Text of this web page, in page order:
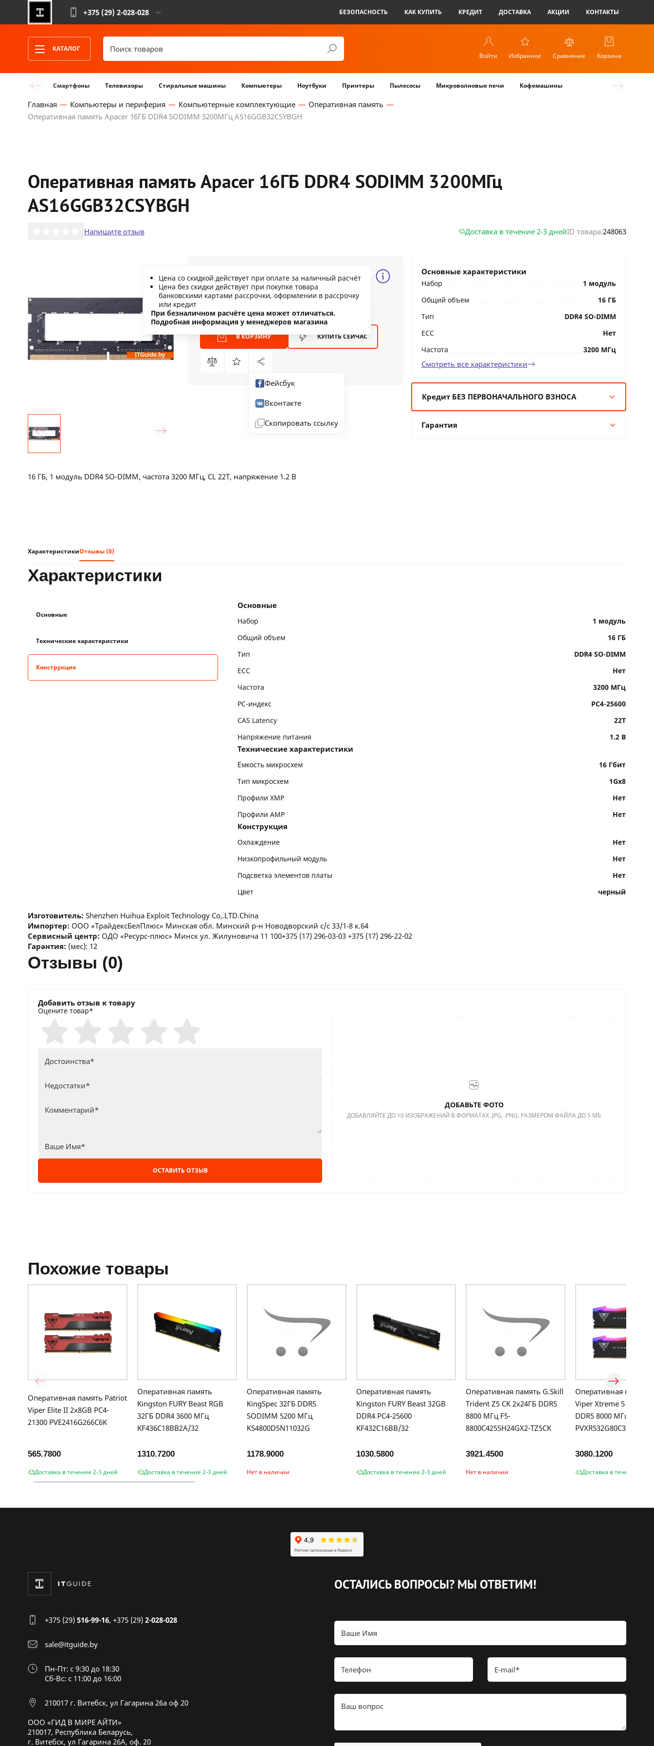
+375 (29) 2-028-028 БЕЗОПАСНОСТЬ КАК КУПИТЬ КРЕДИТ ДОСТАВКА АКЦИИ КОНТАКТЫ
КАТАЛОГ
Войти
Избранное Сравнение Корзина
Смартфоны Телевизоры Стиральные машины Компьютеры Ноутбуки Принтеры Пылесосы Микроволновые печи Кофемашины
Главная Компьютеры и периферия Компьютерные комплектующие
Оперативная память
Оперативная память Apacer 16ГБ DDR4 SODIMM 3200МГц AS16GGB32CSYBGH
Оперативная память Apacer 16ГБ DDR4 SODIMM 3200МГц
AS16GGB32CSYBGH
Напишите отзыв Доставка в течение 2-3 днейID товара:248063
470.73 BYN494.27
Цена со скидкой действует при оплате за наличный расчёт
Цена без скидки действует при покупке товара
банковскими картами рассрочки, оформлении в рассрочку
или кредит
При безналичном расчёте цена может отличаться.
Подробная информация у менеджеров магазина
Сообщить о снижении цены
В КОРЗИНУ КУПИТЬСЕЙЧАС
Фейсбук
Вконтакте
Скопировать ссылку
Основные характеристики
Набор
1 модуль
Общий объем
16 ГБ
Тип
DDR4 SO-DIMM
ECC
Нет
Частота
3200 МГц
Смотреть все характеристики
Кредит БЕЗ ПЕРВОНАЧАЛЬНОГО ВЗНОСА
12 мес:43 BYN/мес
Гарантия
16 ГБ, 1 модуль DDR4 SO-DIMM, частота 3200 МГц, CL 22T, напряжение 1.2 В
ХарактеристикиОтзывы (0)
характеристики
Основные
Технические характеристики
Конструкция
Основные
Набор
1 модуль
Общий объем
16 ГБ
Тип
DDR4 SO-DIMM
ECC
Нет
Частота
3200 МГц
PC-индекс
PC4-25600
CAS Latency
22T
Напряжение питания
1.2 В
Технические характеристики
Ёмкость микросхем
16 Гбит
Тип микросхем
1Gx8
Профили XMP
Нет
Профили AMP
Нет
Конструкция
Охлаждение
Нет
Низкопрофильный модуль
Нет
Подсветка элементов платы
Нет
Цвет
черный
Изготовитель: Shenzhen Huihua Exploit Technology Co,.LTD.China
Импортер: ООО «ТрайдексБелПлюс» Минская обл. Минский р-н Новодворский с/с 33/1-8 к.64
Сервисный центр: ОДО «Ресурс-плюс» Минск ул. Жилуновича 11 100+375 (17) 296-03-03 +375 (17) 296-22-02
Гарантия: (мес): 12
отзывы (0)
Добавить отзыв к товару
Оцените товар*
ДОБАВЬТЕ ФОТО
ДОБАВЛЯЙТЕ ДО 10 ИЗОБРАЖЕНИЙ В ФОРМАТАХ .JPG, .PNG, РАЗМЕРОМ ФАЙЛА ДО 5 МБ
ОСТАВИТЬ ОТЗЫВ
похожие товары
Оперативная память Patriot
Viper Elite II 2x8GB PC4-
21300 PVE2416G266C6K
565.7800
Доставка в течение 2-3 дней
Оперативная память
Kingston FURY Beast RGB
32ГБ DDR4 3600 МГц
KF436C18BB2A/32
1310.7200
Доставка в течение 2-3 дней
Оперативная память
KingSpec 32ГБ DDR5
SODIMM 5200 МГц
KS4800D5N11032G
1178.9000
Нет в наличии
Оперативная память
Kingston FURY Beast 32GB
DDR4 PC4-25600
KF432C16BB/32
1030.5800
Доставка в течение 2-3 дней
Оперативная память G.Skill
Trident Z5 CK 2x24ГБ DDR5
8800 МГц F5-
8800C4255H24GX2-TZ5CK
3921.4500
Нет в наличии
Оперативная память
Viper Xtreme 5 RGB
DDR5 8000 МГц
PVXR532G80C38K
3080.1200
Доставка в течение 2-3
+375 (29) 516-99-16, +375 (29) 2-028-028
sale@itguide.by
Пн-Пт: с 9:30 до 18:30
Cб-Вс: с 11:00 до 16:00
210017 г. Витебск, ул Гагарина 26а оф 20
ООО «ГИД В МИРЕ АЙТИ»
210017, Республика Беларусь,
г. Витебск, ул Гагарина 26А, оф. 20
ОСТАЛИСЬ ВОПРОСЫ? МЫ ОТВЕТИМ!